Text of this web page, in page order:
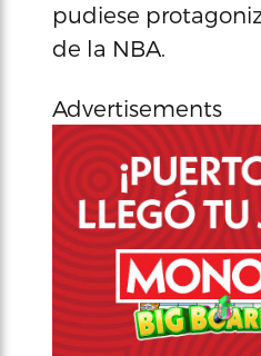
pudiese
de la NBA.
Advertisements